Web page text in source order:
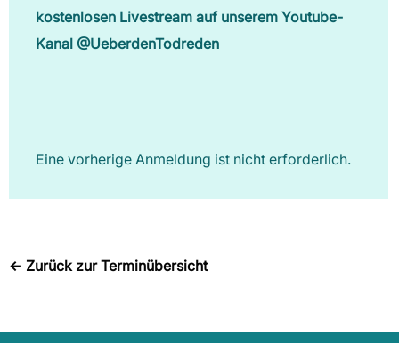
kostenlosen Livestream auf unserem Youtube-
Kanal @UeberdenTodreden
Eine vorherige Anmeldung ist nicht erforderlich.
← Zurück zur Terminübersicht